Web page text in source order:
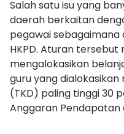
Salah satu isu yang
daerah berkaitan
pegawai sebagaimana
HKPD. Aturan
mengalokasikan
guru yang
(TKD) paling tinggi 30
Anggaran Pendapatan